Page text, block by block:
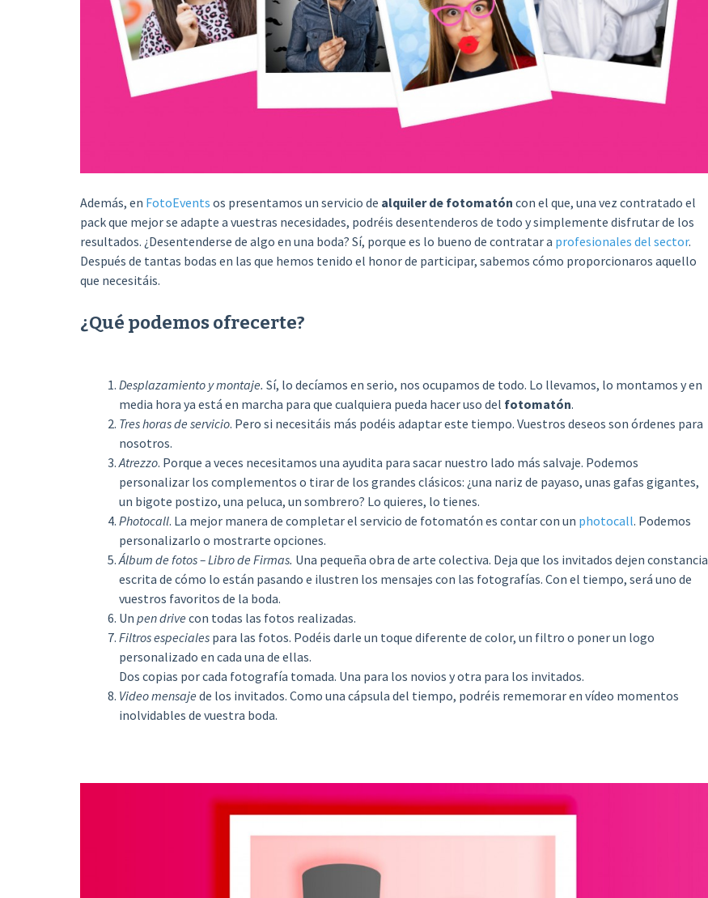
Además, en FotoEvents os presentamos un servicio de alquiler de fotomatón con el que, una vez contratado el
pack que mejor se adapte a vuestras necesidades, podréis desentenderos de todo y simplemente disfrutar de los
resultados. ¿Desentenderse de algo en una boda? Sí, porque es lo bueno de contratar a profesionales del sector.
Después de tantas bodas en las que hemos tenido el honor de participar, sabemos cómo proporcionaros aquello
que necesitáis.
¿Qué podemos ofrecerte?
Desplazamiento y montaje. Sí, lo decíamos en serio, nos ocupamos de todo. Lo llevamos, lo montamos y en
media hora ya está en marcha para que cualquiera pueda hacer uso del fotomatón.
Tres horas de servicio. Pero si necesitáis más podéis adaptar este tiempo. Vuestros deseos son órdenes para
nosotros.
Atrezzo. Porque a veces necesitamos una ayudita para sacar nuestro lado más salvaje. Podemos
personalizar los complementos o tirar de los grandes clásicos: ¿una nariz de payaso, unas gafas gigantes,
un bigote postizo, una peluca, un sombrero? Lo quieres, lo tienes.
Photocall. La mejor manera de completar el servicio de fotomatón es contar con un photocall. Podemos
personalizarlo o mostrarte opciones.
Álbum de fotos – Libro de Firmas. Una pequeña obra de arte colectiva. Deja que los invitados dejen constancia
escrita de cómo lo están pasando e ilustren los mensajes con las fotografías. Con el tiempo, será uno de
vuestros favoritos de la boda.
Un pen drive con todas las fotos realizadas.
Filtros especialespara las fotos. Podéis darle un toque diferente de color, un filtro o poner un logo
personalizado en cada una de ellas.
Dos copias por cada fotografía tomada. Una para los novios y otra para los invitados.
Video mensaje de los invitados. Como una cápsula del tiempo, podréis rememorar en vídeo momentos
inolvidables de vuestra boda.